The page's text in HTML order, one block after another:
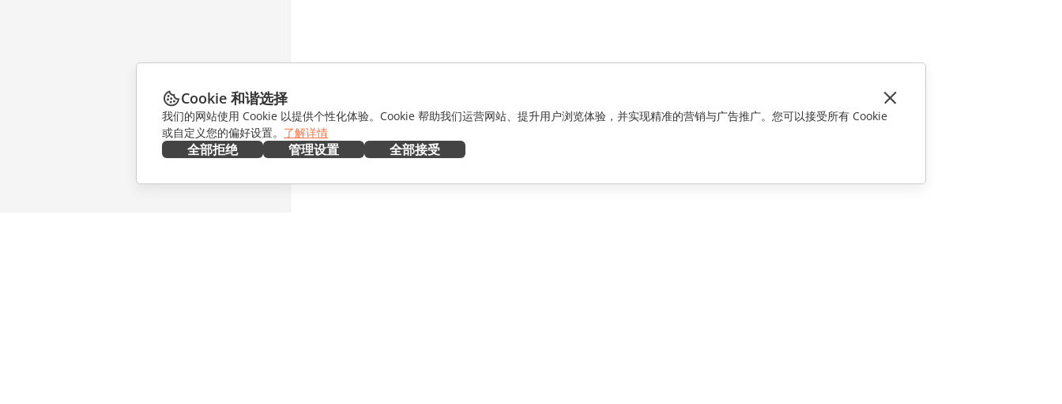
Cookie 和谐选择
我们的网站使用 Cookie 以提供个性化体验。Cookie 帮助我们运营网站、提升用户浏览体验，并实现精准的营销与广告推广。您可以接受所有 Cookie
或自定义您的偏好设置。 了解详情
全部拒绝 管理设置 全部接受